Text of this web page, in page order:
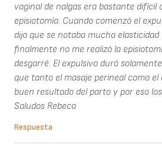
vaginal de nalgas era bastante difícil
episiotomía. Cuando comenzó el
dijo que se notaba mucha
finalmente no me realizó la
desgarré. El expulsivo duró
que tanto el masaje perineal como el
buen resultado del parto y por eso
Saludos Rebeca
Respuesta